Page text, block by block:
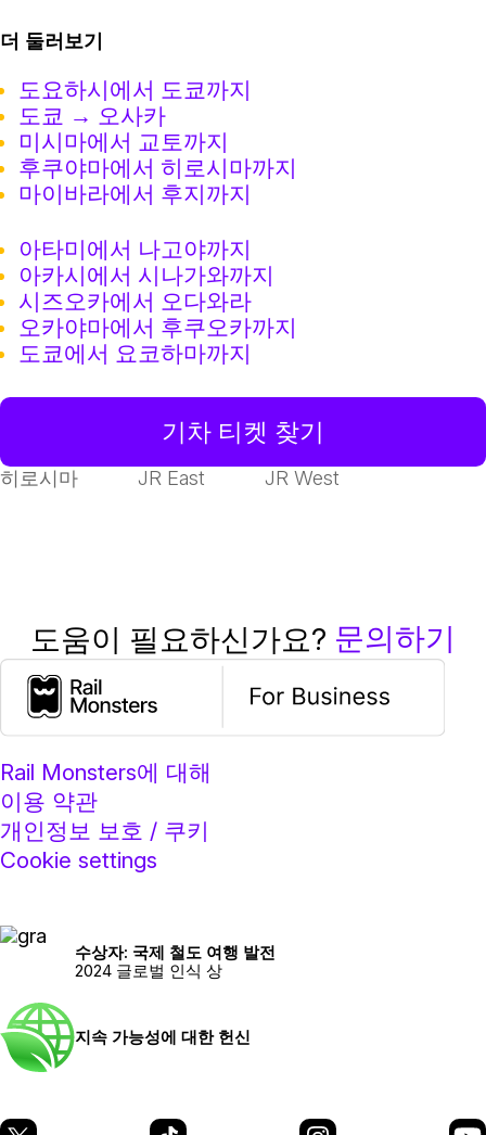
더 둘러보기
도요하시에서 도쿄까지
도쿄 → 오사카
미시마에서 교토까지
후쿠야마에서 히로시마까지
마이바라에서 후지까지
아타미에서 나고야까지
아카시에서 시나가와까지
시즈오카에서 오다와라
오카야마에서 후쿠오카까지
도쿄에서 요코하마까지
기차 티켓 찾기
히로시마 JR East JR West
도움이 필요하신가요? 문의하기
Rail Monsters에 대해
이용 약관
개인정보 보호 / 쿠키
Cookie settings
수상자: 국제 철도 여행 발전
2024 글로벌 인식 상
지속 가능성에 대한 헌신